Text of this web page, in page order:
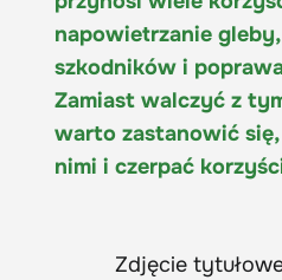
napowietrzanie
szkodników i
Zamiast walczyć z
warto zastanowić
nimi i czerpać
Zdjęcie